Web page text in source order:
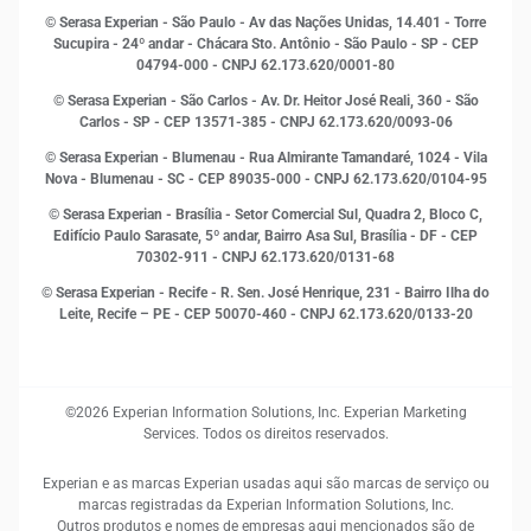
Inovação e Tecnologia
Leis e impostos
Marketing
Open Finance
Proteção de Dados
Sustentabilidade Corporativa
© Serasa Experian - São Paulo - Av das Nações Unidas, 14.401 - Torre
Sucupira - 24º andar - Chácara Sto. Antônio - São Paulo - SP - CEP
04794-000 - CNPJ 62.173.620/0001-80
© Serasa Experian - São Carlos - Av. Dr. Heitor José Reali, 360 - São
Carlos - SP - CEP 13571-385 - CNPJ 62.173.620/0093-06
© Serasa Experian - Blumenau - Rua Almirante Tamandaré, 1024 - Vila
Nova - Blumenau - SC - CEP 89035-000 - CNPJ 62.173.620/0104-95
© Serasa Experian - Brasília - Setor Comercial Sul, Quadra 2, Bloco C,
Edifício Paulo Sarasate, 5º andar, Bairro Asa Sul, Brasília - DF - CEP
70302-911 - CNPJ 62.173.620/0131-68
© Serasa Experian - Recife - R. Sen. José Henrique, 231 - Bairro Ilha do
Leite, Recife – PE - CEP 50070-460 - CNPJ 62.173.620/0133-20
©2026 Experian Information Solutions, Inc. Experian Marketing
Services. Todos os direitos reservados.
Experian e as marcas Experian usadas aqui são marcas de serviço ou
marcas registradas da Experian Information Solutions, Inc.
Outros produtos e nomes de empresas aqui mencionados são de